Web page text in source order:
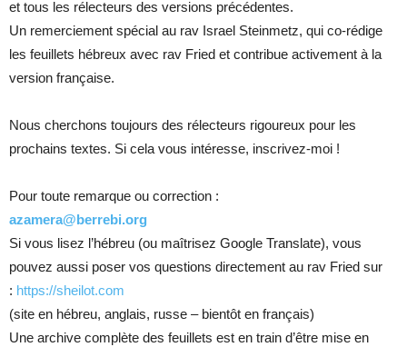
et tous les rélecteurs des versions précédentes.
Un remerciement spécial au rav Israel Steinmetz, qui co-rédige
les feuillets hébreux avec rav Fried et contribue activement à la
version française.
Nous cherchons toujours des rélecteurs rigoureux pour les
prochains textes. Si cela vous intéresse, inscrivez-moi !
Pour toute remarque ou correction :
azamera@berrebi.org
Si vous lisez l’hébreu (ou maîtrisez Google Translate), vous
pouvez aussi poser vos questions directement au rav Fried sur
: https://sheilot.com
(site en hébreu, anglais, russe – bientôt en français)
Une archive complète des feuillets est en train d’être mise en